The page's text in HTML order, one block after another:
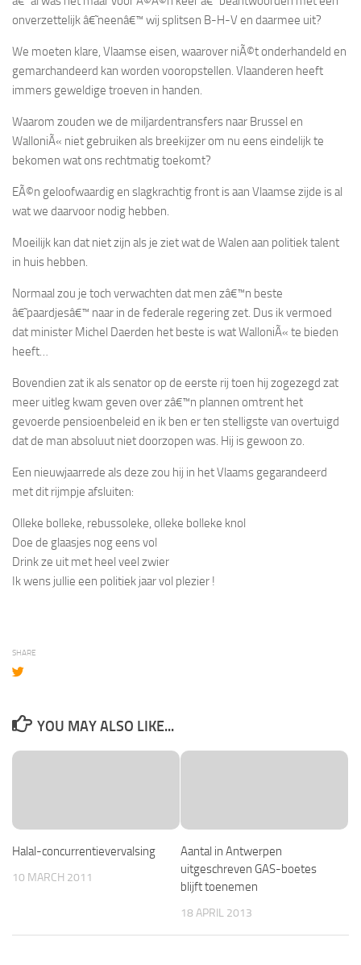
onverzettelijk â€˜neenâ€™ wij splitsen B-H-V en daarmee uit?
We moeten klare, Vlaamse eisen, waarover niÃ©t onderhandeld en
gemarchandeerd kan worden vooropstellen. Vlaanderen heeft
immers geweldige troeven in handen.
Waarom zouden we de miljardentransfers naar Brussel en
WalloniÃ« niet gebruiken als breekijzer om nu eens eindelijk te
bekomen wat ons rechtmatig toekomt?
EÃ©n geloofwaardig en slagkrachtig front is aan Vlaamse zijde is al
wat we daarvoor nodig hebben.
Moeilijk kan dat niet zijn als je ziet wat de Walen aan politiek talent
in huis hebben.
Normaal zou je toch verwachten dat men zâ€™n beste
â€˜paardjesâ€™ naar in de federale regering zet. Dus ik vermoed
dat minister Michel Daerden het beste is wat WalloniÃ« te bieden
heeft…
Bovendien zat ik als senator op de eerste rij toen hij zogezegd zat
meer uitleg kwam geven over zâ€™n plannen omtrent het
gevoerde pensioenbeleid en ik ben er ten stelligste van overtuigd
dat de man absoluut niet doorzopen was. Hij is gewoon zo.
Een nieuwjaarrede als deze zou hij in het Vlaams gegarandeerd
met dit rijmpje afsluiten:
Olleke bolleke, rebussoleke, olleke bolleke knol
Doe de glaasjes nog eens vol
Drink ze uit met heel veel zwier
Ik wens jullie een politiek jaar vol plezier !
SHARE
YOU MAY ALSO LIKE...
Halal-concurrentievervalsing
10 MARCH 2011
Aantal in Antwerpen
uitgeschreven GAS-boetes
blijft toenemen
18 APRIL 2013